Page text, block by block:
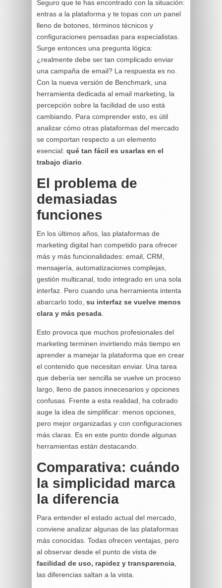
Seguro que te has encontrado con la situación:
entras a la plataforma y te topas con un panel
lleno de botones, términos técnicos y
configuraciones pensadas para especialistas.
Surge entonces una pregunta lógica:
¿realmente debe ser tan complicado enviar
una campaña de email? La respuesta es no.
Con la nueva versión de Benchmark, una
herramienta dedicada al email marketing, la
percepción sobre la facilidad de uso está
cambiando. Para comprender esto, es útil
analizar cómo otras plataformas del mercado
se comportan respecto a un elemento
esencial: qué tan fácil es usarlas en el
trabajo diario
El problema de
demasiadas
funciones
En los últimos años, las plataformas de
marketing digital han competido para ofrecer
más y más funcionalidades: email, CRM,
mensajería, automatizaciones complejas,
gestión multicanal, todo integrado en una sola
interfaz. Pero cuando una herramienta intenta
abarcarlo todo, su interfaz se vuelve menos
clara y más pesada
Esto provoca que muchos profesionales del
marketing terminen invirtiendo más tiempo en
aprender a manejar la plataforma que en crear
el contenido que necesitan enviar. Una tarea
que debería ser sencilla se vuelve un proceso
largo, lleno de pasos innecesarios y opciones
confusas. Frente a esta realidad, ha cobrado
auge la idea de simplificar: menos opciones,
pero mejor organizadas y con configuraciones
más claras. Es en este punto donde algunas
herramientas están destacando.
Comparativa: cuándo
la simplicidad marca
la diferencia
Para entender el estado actual del mercado,
conviene analizar algunas de las plataformas
más conocidas. Todas ofrecen ventajas, pero
al observar desde el punto de vista de
facilidad de uso, rapidez y transparencia
las diferencias saltan a la vista.